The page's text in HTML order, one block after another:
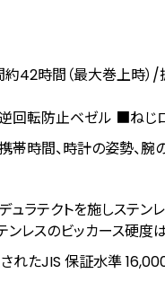
42時間（最⼤巻上時）
転防止ベゼル ■ねじロ
時間、時計の姿勢、腕
ラテクトを施しステン
ンレスのビッカース硬度
れたJIS 保証水準